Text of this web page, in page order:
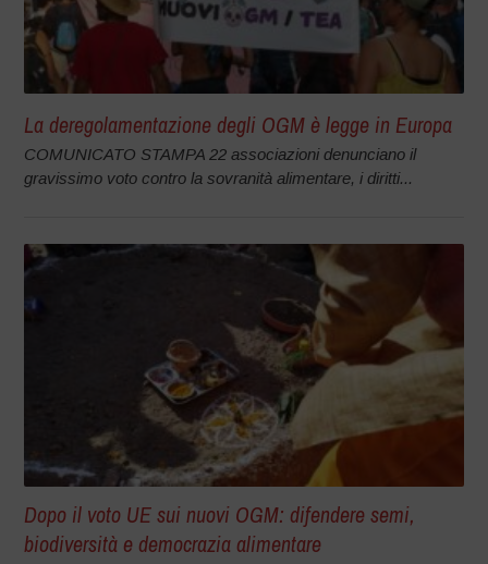
La deregolamentazione degli OGM è legge in Europa
COMUNICATO STAMPA 22 associazioni denunciano il
gravissimo voto contro la sovranità alimentare, i diritti...
Dopo il voto UE sui nuovi OGM: difendere semi,
biodiversità e democrazia alimentare